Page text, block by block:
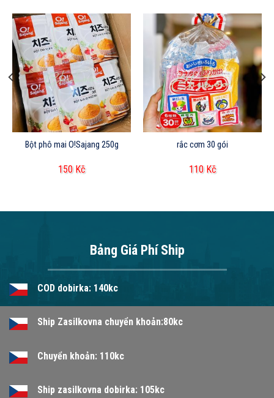
Bột phô mai O!Sajang 250g
150 Kč
rắc cơm 30 gói
110 Kč
Bảng Giá Phí Ship
COD dobirka: 140kc
Ship Zasilkovna chuyển khoản:80kc
Chuyển khoản: 110kc
Ship zasilkovna dobirka: 105kc